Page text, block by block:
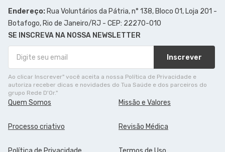
Endereço: Rua Voluntários da Pátria, n° 138, Bloco 01, Loja 201 -
Botafogo, Rio de Janeiro/RJ - CEP: 22270-010
SE INSCREVA NA NOSSA NEWSLETTER
Inscrever
Ao clicar Inscrever" você aceita a nossa Política de Privacidade e
autoriza receber dicas e novidades do Tua Saúde e dos parceiros do
grupo Rede D'Or."
Quem Somos Missão e Valores
Processo criativo Revisão Médica